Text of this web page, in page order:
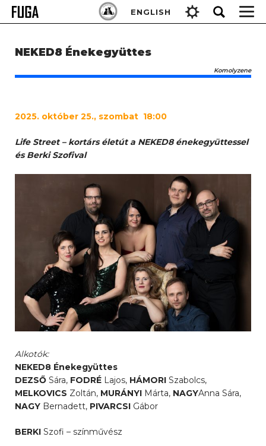
Skip
ENGLISH
Keresés:
NEKED8 Énekegyüttes
Komolyzene
2025. október 25., szombat 18:00
Life Street – kortárs életút a NEKED8 énekegyüttessel
és Berki Szofival
Alkotók:
NEKED8 Énekegyüttes
DEZSŐ Sára, FODRÉ Lajos, HÁMORI Szabolcs,
MELKOVICS Zoltán, MURÁNYI Márta, NAGYAnna Sára,
NAGY Bernadett, PIVARCSI Gábor
BERKI Szofi – színművész